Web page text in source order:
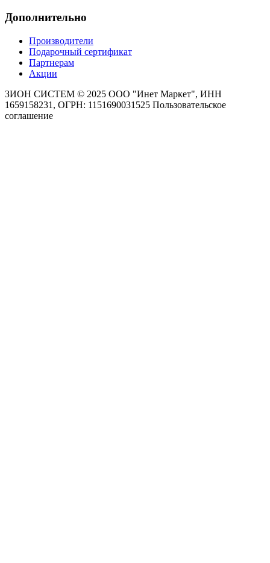
Дополнительно
Производители
Подарочный сертификат
Партнерам
Акции
ЗИОН СИСТЕМ © 2025 ООО "Инет Маркет", ИНН
1659158231, ОГРН: 1151690031525 Пользовательское
соглашение